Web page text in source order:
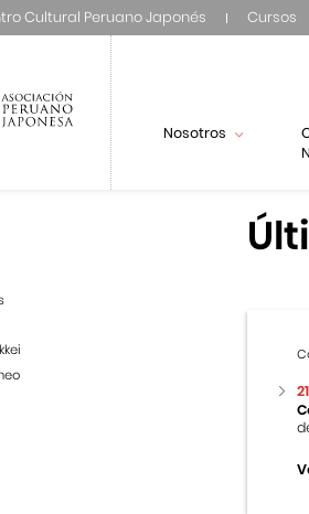
Cultural Peruano Japonés Cursos
Nosotros